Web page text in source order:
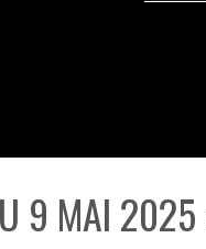
9 MAI 2025